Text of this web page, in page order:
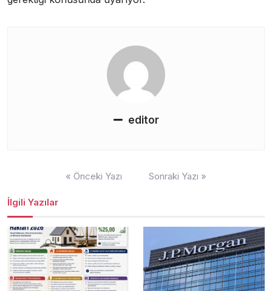
editor
« Önceki Yazı Sonraki Yazı »
İlgili Yazılar